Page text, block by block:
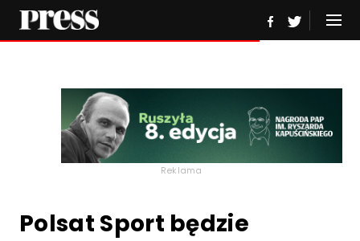
Reklama
Polsat Sport będzie